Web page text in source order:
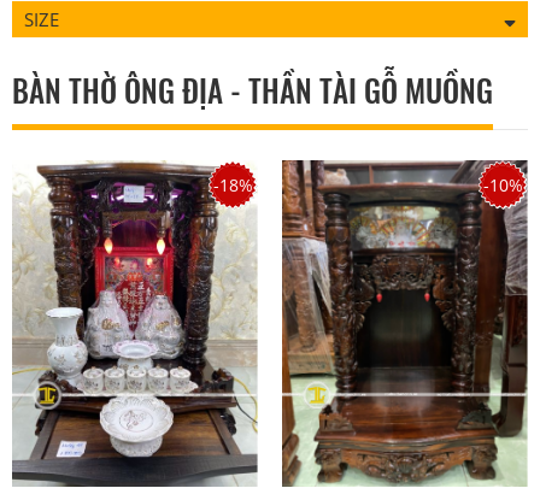
SIZE
BÀN THỜ ÔNG ĐỊA - THẦN TÀI GỖ MUỒNG
-18% -10%